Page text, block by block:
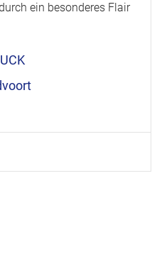
ein besonderes Flair